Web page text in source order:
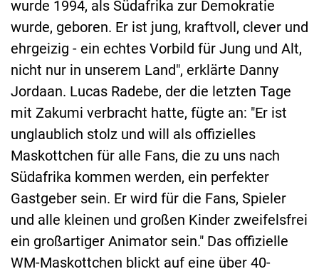
wurde 1994, als Südafrika zur Demokratie
wurde, geboren. Er ist jung, kraftvoll, clever und
ehrgeizig - ein echtes Vorbild für Jung und Alt,
nicht nur in unserem Land", erklärte Danny
Jordaan. Lucas Radebe, der die letzten Tage
mit Zakumi verbracht hatte, fügte an: "Er ist
unglaublich stolz und will als offizielles
Maskottchen für alle Fans, die zu uns nach
Südafrika kommen werden, ein perfekter
Gastgeber sein. Er wird für die Fans, Spieler
und alle kleinen und großen Kinder zweifelsfrei
ein großartiger Animator sein." Das offizielle
WM-Maskottchen blickt auf eine über 40-